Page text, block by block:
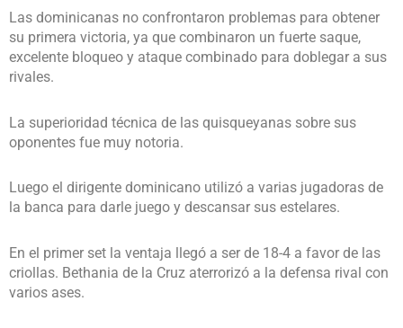
Las dominicanas no confrontaron problemas para obtener
su primera victoria, ya que combinaron un fuerte saque,
excelente bloqueo y ataque combinado para doblegar a sus
rivales.
La superioridad técnica de las quisqueyanas sobre sus
oponentes fue muy notoria.
Luego el dirigente dominicano utilizó a varias jugadoras de
la banca para darle juego y descansar sus estelares.
En el primer set la ventaja llegó a ser de 18-4 a favor de las
criollas. Bethania de la Cruz aterrorizó a la defensa rival con
varios ases.